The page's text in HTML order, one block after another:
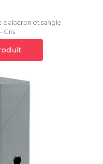
balacron et sangle
Gris